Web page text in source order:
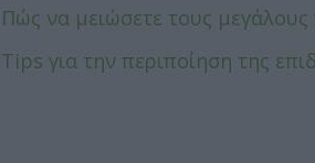
Πώς να μειώσετε τους
Τips για την περιποίηση της